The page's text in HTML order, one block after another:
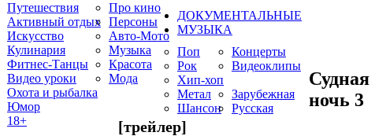
Путешествия
Активный отдых
Искусство
Кулинария
Фитнес-Танцы
Видео уроки
Охота и рыбалка
Юмор
18+
Про кино
Персоны
Авто-Мото
Музыка
Красота
Мода
ДОКУМЕНТАЛЬНЫЕ
МУЗЫКА
Поп
Рок
Хип-хоп
Метал
Шансон
Концерты
Видеоклипы
Зарубежная
Русская
Судная
ночь 3
[трейлер]